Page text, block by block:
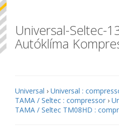
Universal-Seltec-
Autóklíma
Universal › Universal :
TAMA / Seltec : compressor ›
TAMA / Seltec TM08HD :